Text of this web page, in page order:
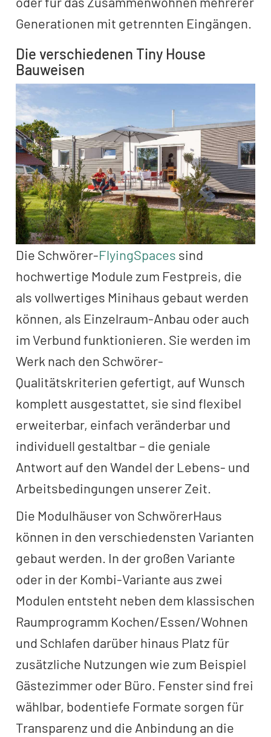
Generationen mit getrennten Eingängen.
Die verschiedenen Tiny House
Bauweisen
Die Schwörer-FlyingSpaces sind
hochwertige Module zum Festpreis, die
als vollwertiges Minihaus gebaut werden
können, als Einzelraum-Anbau oder auch
im Verbund funktionieren. Sie werden im
Werk nach den Schwörer-
Qualitätskriterien gefertigt, auf Wunsch
komplett ausgestattet, sie sind flexibel
erweiterbar, einfach veränderbar und
individuell gestaltbar – die geniale
Antwort auf den Wandel der Lebens- und
Arbeitsbedingungen unserer Zeit.
Die Modulhäuser von SchwörerHaus
können in den verschiedensten Varianten
gebaut werden. In der großen Variante
oder in der Kombi-Variante aus zwei
Modulen entsteht neben dem klassischen
Raumprogramm Kochen/Essen/Wohnen
und Schlafen darüber hinaus Platz für
zusätzliche Nutzungen wie zum Beispiel
Gästezimmer oder Büro. Fenster sind frei
wählbar, bodentiefe Formate sorgen für
Transparenz und die Anbindung an die